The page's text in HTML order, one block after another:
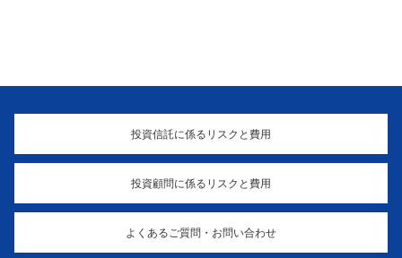
投資信託に係るリスクと費用
投資顧問に係るリスクと費用
よくあるご質問・お問い合わせ